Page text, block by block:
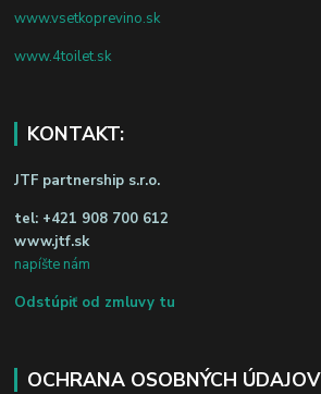
www.vsetkoprevino.sk
www.4toilet.sk
KONTAKT:
JTF partnership s.r.o.
tel: +421 908 700 612
www.jtf.sk
napíšte nám
Odstúpiť od zmluvy tu
OCHRANA OSOBNÝCH ÚDAJOV